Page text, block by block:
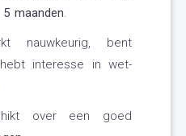
5 maanden.
nauwkeurig, bent
interesse in wet-
over een goed